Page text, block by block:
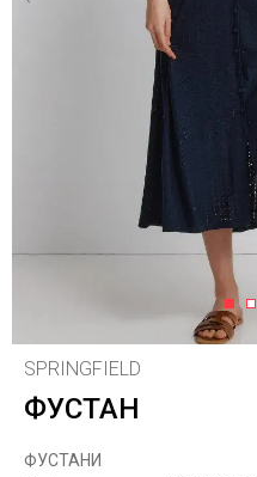
1 2
SPRINGFIELD
ФУСТАН
ФУСТАНИ